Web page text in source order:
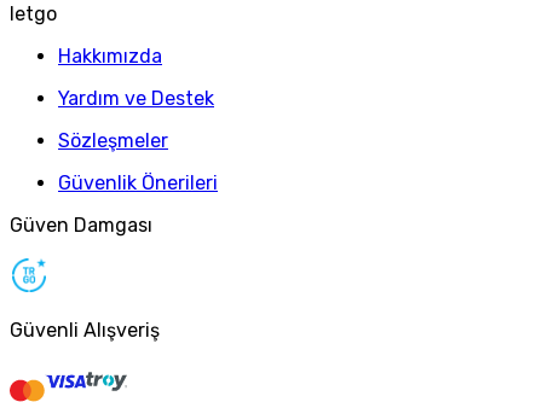
letgo
Hakkımızda
Yardım ve Destek
Sözleşmeler
Güvenlik Önerileri
Güven Damgası
Güvenli Alışveriş